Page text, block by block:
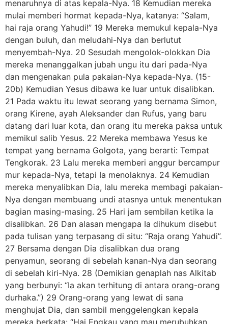
menaruhnya di atas kepala-Nya. 18 Kemudian mereka
mulai memberi hormat kepada-Nya, katanya: “Salam,
hai raja orang Yahudi!” 19 Mereka memukul kepala-Nya
dengan buluh, dan meludahi-Nya dan berlutut
menyembah-Nya. 20 Sesudah mengolok-olokkan Dia
mereka menanggalkan jubah ungu itu dari pada-Nya
dan mengenakan pula pakaian-Nya kepada-Nya. (15-
20b) Kemudian Yesus dibawa ke luar untuk disalibkan.
21 Pada waktu itu lewat seorang yang bernama Simon,
orang Kirene, ayah Aleksander dan Rufus, yang baru
datang dari luar kota, dan orang itu mereka paksa untuk
memikul salib Yesus. 22 Mereka membawa Yesus ke
tempat yang bernama Golgota, yang berarti: Tempat
Tengkorak. 23 Lalu mereka memberi anggur bercampur
mur kepada-Nya, tetapi Ia menolaknya. 24 Kemudian
mereka menyalibkan Dia, lalu mereka membagi pakaian-
Nya dengan membuang undi atasnya untuk menentukan
bagian masing-masing. 25 Hari jam sembilan ketika Ia
disalibkan. 26 Dan alasan mengapa Ia dihukum disebut
pada tulisan yang terpasang di situ: “Raja orang Yahudi”.
27 Bersama dengan Dia disalibkan dua orang
penyamun, seorang di sebelah kanan-Nya dan seorang
di sebelah kiri-Nya. 28 (Demikian genaplah nas Alkitab
yang berbunyi: “Ia akan terhitung di antara orang-orang
durhaka.”) 29 Orang-orang yang lewat di sana
menghujat Dia, dan sambil menggelengkan kepala
mereka berkata: “Hai Engkau yang mau merubuhkan